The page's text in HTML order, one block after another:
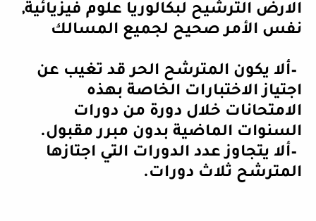
الارض الترشيح لبكالوريا علوم فيزيائية,
نفس الأمر صحيح لجميع المسالك
–ألا يكون المترشح الحر قد تغيب عن
اجتياز الاختبارات الخاصة بهذه
الامتحانات خلال دورة من دورات
السنوات الماضية بدون مبرر مقبول.
–ألا يتجاوز عدد الدورات التي اجتازها
المترشح ثلاث دورات.